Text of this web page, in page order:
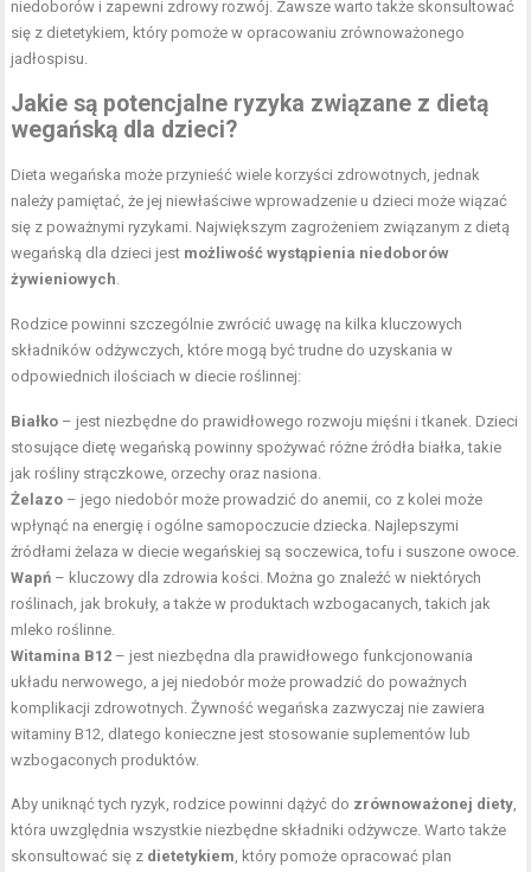
niedoborów i zapewni zdrowy rozwój. Zawsze warto także skonsultować
się z dietetykiem, który pomoże w opracowaniu zrównoważonego
jadłospisu.
Jakie są potencjalne ryzyka związane z dietą
wegańską dla dzieci?
Dieta wegańska może przynieść wiele korzyści zdrowotnych, jednak
należy pamiętać, że jej niewłaściwe wprowadzenie u dzieci może wiązać
się z poważnymi ryzykami. Największym zagrożeniem związanym z dietą
wegańską dla dzieci jest możliwość wystąpienia niedoborów
żywieniowych.
Rodzice powinni szczególnie zwrócić uwagę na kilka kluczowych
składników odżywczych, które mogą być trudne do uzyskania w
odpowiednich ilościach w diecie roślinnej:
Białko – jest niezbędne do prawidłowego rozwoju mięśni i tkanek. Dzieci
stosujące dietę wegańską powinny spożywać różne źródła białka, takie
jak rośliny strączkowe, orzechy oraz nasiona.
Żelazo – jego niedobór może prowadzić do anemii, co z kolei może
wpłynąć na energię i ogólne samopoczucie dziecka. Najlepszymi
źródłami żelaza w diecie wegańskiej są soczewica, tofu i suszone owoce.
Wapń – kluczowy dla zdrowia kości. Można go znaleźć w niektórych
roślinach, jak brokuły, a także w produktach wzbogacanych, takich jak
mleko roślinne.
Witamina B12 – jest niezbędna dla prawidłowego funkcjonowania
układu nerwowego, a jej niedobór może prowadzić do poważnych
komplikacji zdrowotnych. Żywność wegańska zazwyczaj nie zawiera
witaminy B12, dlatego konieczne jest stosowanie suplementów lub
wzbogaconych produktów.
Aby uniknąć tych ryzyk, rodzice powinni dążyć do zrównoważonej diety,
która uwzględnia wszystkie niezbędne składniki odżywcze. Warto także
skonsultować się z dietetykiem, który pomoże opracować plan